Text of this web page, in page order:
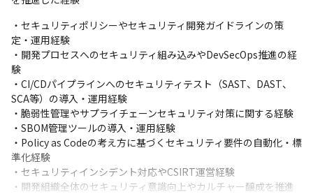
セキュリティツールの導入やルール整備などは本ポジションが中
心となって推進しますが、導入後の定常運用や実作業については
各チームと連携しながら進めており、脆弱性診断等についても開
発側が主体となって実施しています。
各チームと協働しながら、全社的なセキュリティレベルの向上を
推進していただくことを期待しています。
【所属先のインフラグループについて】
開発組織であるサービスエンジニアリング本部の中でインフラ・
セキュリティ関連の専門知識が必要とされるシステムを設計・構
築から運用・監視まで担当しているグループです。
インフラグループ全体の役割は下記となります。
・セキュリティポリシーやセキュリティ開発ガイドラインの策
定・運用経験
・開発プロセスへのセキュリティ組み込みやDevSecOps推進の経
験
・CI/CDパイプラインへのセキュリティテスト（SAST、DAST、
SCA等）の導入・運用経験
・脆弱性管理やサプライチェーンセキュリティ対策に関する経験
・SBOM管理ツールの導入・運用経験
・Policy as Codeの考え方に基づくセキュリティ要件の自動化・標
準化経験
・セキュリティインシデント対応やCSIRT運営経験
・開発組織全体のセキュリティ意識向上やカルチャー醸成を推進